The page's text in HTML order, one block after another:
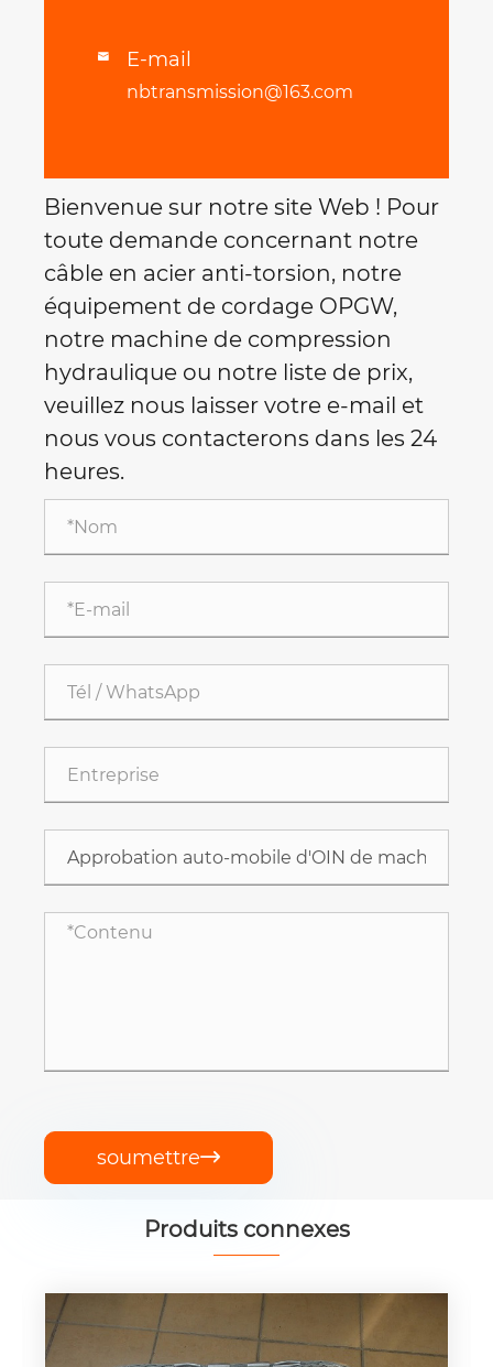
 E-mail
nbtransmission@163.com
Bienvenue sur notre site Web ! Pour
toute demande concernant notre
câble en acier anti-torsion, notre
équipement de cordage OPGW,
notre machine de compression
hydraulique ou notre liste de prix,
veuillez nous laisser votre e-mail et
nous vous contacterons dans les 24
heures.
soumettre
Produits connexes